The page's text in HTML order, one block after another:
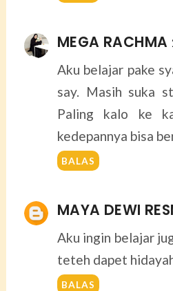
MEGA RACHMA
Aku belajar pake
say. Masih suka
Paling kalo ke
kedepannya bisa
BALAS
MAYA DEWI
Aku ingin belajar
teteh dapet
BALAS